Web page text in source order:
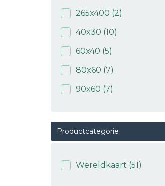
265x400 (2)
40x30 (10)
60x40 (5)
80x60 (7)
90x60 (7)
Productcategorie
Wereldkaart (51)